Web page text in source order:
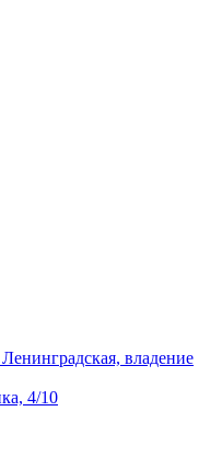
владение
4/10